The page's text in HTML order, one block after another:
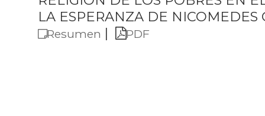
LA ESPERANZA DE NICOMEDES
Resumen | PDF